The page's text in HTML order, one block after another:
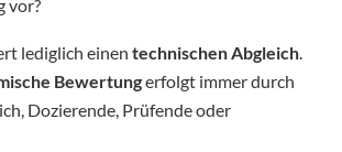
vor?
lediglich einen technischen Abgleich.
Bewertungerfolgt immer durch
Dozierende, Prüfende oder